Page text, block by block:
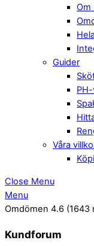
Om
Guider
Våra
Close Menu
Menu
Omdömen 4.6 (1643
Kundforum